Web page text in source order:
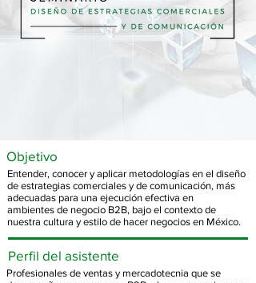
Objetivo
Entender, conocer y aplicar metodologías en el diseño
de estrategias comerciales y de comunicación, más
adecuadas para una ejecución efectiva en
ambientes de negocio B2B, bajo el contexto de
nuestra cultura y estilo de hacer negocios en México.
Perfil del asistente
Profesionales de ventas y mercadotecnia que se